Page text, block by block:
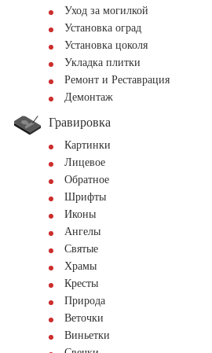
Уход за могилкой
Установка оград
Установка цоколя
Укладка плитки
Ремонт и Реставрация
Демонтаж
Гравировка
Картинки
Лицевое
Обратное
Шрифты
Иконы
Ангелы
Святые
Храмы
Кресты
Природа
Веточки
Виньетки